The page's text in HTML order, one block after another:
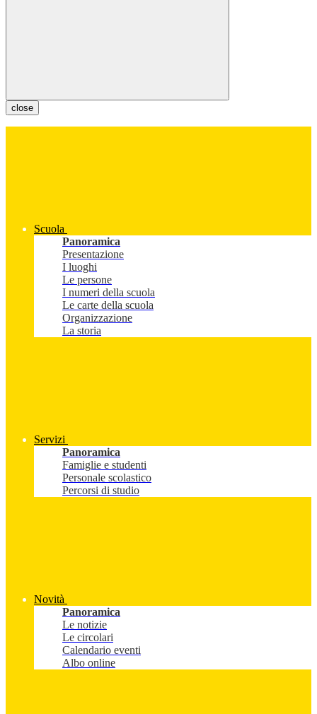
close
Scuola
Panoramica
Presentazione
I luoghi
Le persone
I numeri della scuola
Le carte della scuola
Organizzazione
La storia
Servizi
Panoramica
Famiglie e studenti
Personale scolastico
Percorsi di studio
Novità
Panoramica
Le notizie
Le circolari
Calendario eventi
Albo online